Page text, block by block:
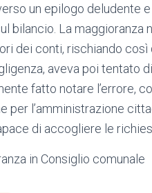
un epilogo deludente
bilancio. La maggioranza
dei conti, rischiando
aveva poi tentato
fatto notare l’errore,
per l’amministrazione
di accogliere le
in Consiglio comunale